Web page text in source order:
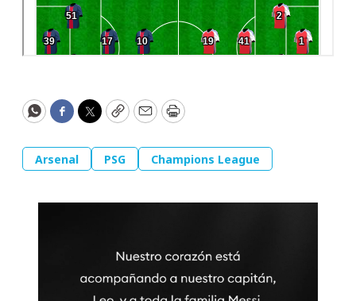
WhatsApp
Facebook
Twitter
CopyEmailPrint
Arsenal PSG Champions League